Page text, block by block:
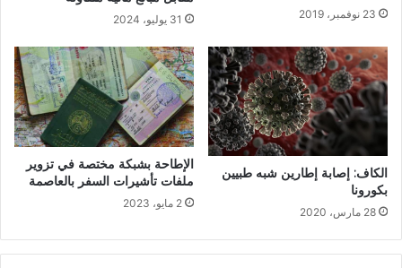
23 نوفمبر، 2019 31 يوليو، 2024
الكاف: إصابة إطارين شبه طبيين
بكورونا
28 مارس، 2020
الإطاحة بشبكة مختصة في تزوير
ملفات تأشيرات السفر بالعاصمة
2 مايو، 2023